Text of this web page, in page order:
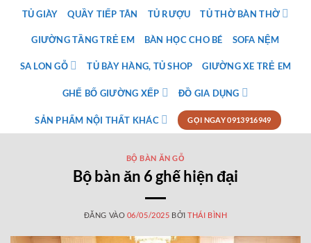
TỦ GIÀY QUẦY TIẾP TÂN TỦ RƯỢU TỦ THỜ BÀN THỜ
GIƯỜNG TẦNG TRẺ EM BÀN HỌC CHO BÉ SOFA NỆM
SA LON GỖ TỦ BÀY HÀNG, TỦ SHOP GIƯỜNG XE TRẺ EM
GHẾ BỐ GIƯỜNG XẾP ĐỒ GIA DỤNG
SẢN PHẨM NỘI THẤT KHÁC GỌI NGAY 0913916949
BỘ BÀN ĂN GỖ
Bộ bàn ăn 6 ghế hiện đại
ĐĂNG VÀO 06/05/2025 BỞITHÁI BÌNH